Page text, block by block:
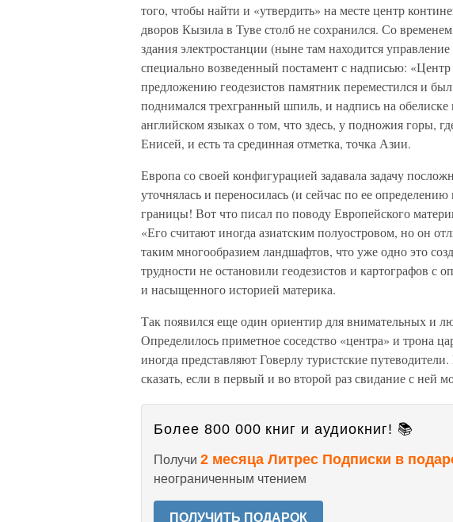
того, чтобы найти и «утвердить» на месте центр
дворов Кызила в Туве столб не сохранился. Со
здания электростанции (ныне там находится
специально возведенный постамент с надписью:
предложению геодезистов памятник переместился и
поднимался трехгранный шпиль, и надпись на обелиске
английском языках о том, что здесь, у подножия горы,
Енисей, и есть та срединная отметка, точка Азии.
Европа со своей конфигурацией задавала задачу
уточнялась и переносилась (и сейчас по ее
границы! Вот что писал по поводу Европейского
«Его считают иногда азиатским полуостровом, но он
таким многообразием ландшафтов, что уже одно это
трудности не остановили геодезистов и картографов с
и насыщенного историей материка.
Так появился еще один ориентир для внимательных и
Определилось приметное соседство «центра» и трона
иногда представляют Говерлу туристские
сказать, если в первый и во второй раз свидание с ней
Более 800 000 книг и аудиокниг! 📚
Получи 2 месяца Литрес Подписки в
неограниченным чтением
ПОЛУЧИТЬ ПОДАРОК